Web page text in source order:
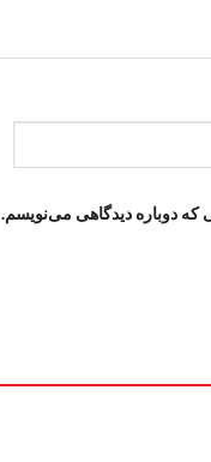
که دوباره دیدگاهی می‌نویسم.